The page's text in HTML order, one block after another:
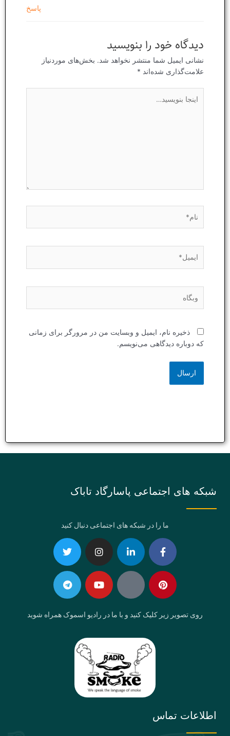
پاسخ
دیدگاه‌ خود را بنویسید
نشانی ایمیل شما منتشر نخواهد شد. بخش‌های موردنیاز
علامت‌گذاری شده‌اند *
بنویسید…
ذخیره نام، ایمیل و وبسایت من در مرورگر برای زمانی
که دوباره دیدگاهی می‌نویسم.
شبکه های اجتماعی پاسارگاد تاباک
ما را در شبکه های اجتماعی دنبال کنید
Facebook-
f
Linkedin-
in
Instagram
Twitter Pinterest
Eaparat
Youtube
Telegram
روی تصویر زیر کلیک کنید و با ما در رادیو اسموک همراه شوید
اطلاعات تماس